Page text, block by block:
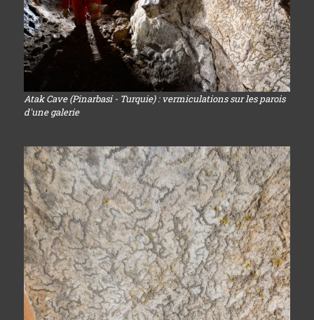
Atak Cave (Pinarbasi - Turquie) : vermiculations sur les parois
d'une galerie